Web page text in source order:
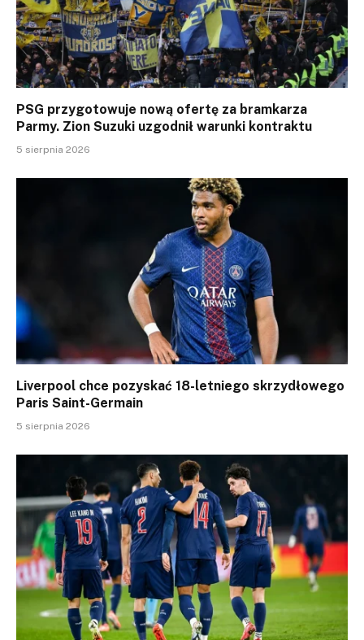
PSG przygotowuje nową ofertę za bramkarza
Parmy. Zion Suzuki uzgodnił warunki kontraktu
5 sierpnia 2026
Liverpool chce pozyskać 18-letniego skrzydłowego
Paris Saint-Germain
5 sierpnia 2026